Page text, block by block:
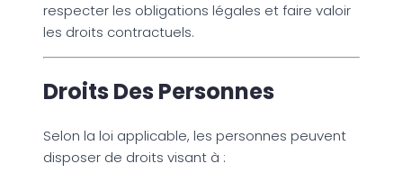
respecter les obligations légales et faire valoir
les droits contractuels.
Droits Des Personnes
Selon la loi applicable, les personnes peuvent
disposer de droits visant à :